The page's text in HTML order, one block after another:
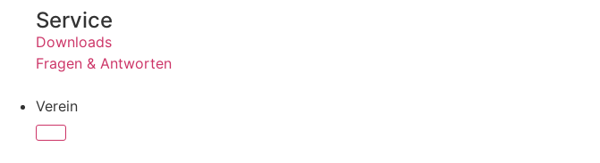
Service
Downloads
Fragen & Antworten
Verein